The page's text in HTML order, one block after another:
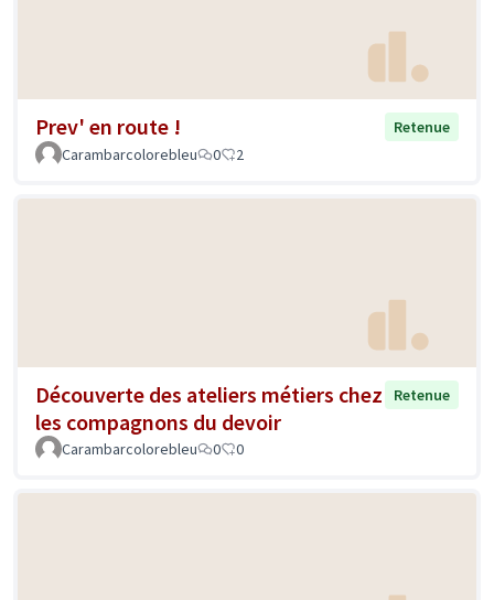
Prev' en route !
Retenue
Carambarcolorebleu
0 2
Découverte des ateliers métiers chez
les compagnons du devoir
Retenue
Carambarcolorebleu 0 0